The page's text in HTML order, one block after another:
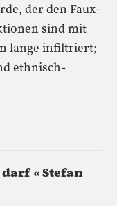
der den Faux-
sind mit
lange infiltriert;
ethnisch-
« Stefan